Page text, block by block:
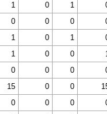
1 0 1
0 0 0
1 0 1
1 0 0
0 0 0
15 0 0
0 0 0